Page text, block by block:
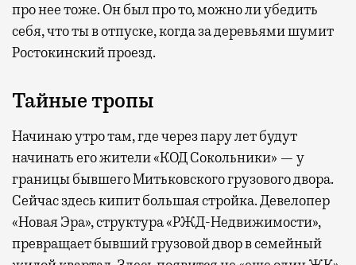
про нее тоже. Он был про то, можно ли убедить
себя, что ты в отпуске, когда за деревьями шумит
Ростокинский проезд.
Тайные тропы
Начинаю утро там, где через пару лет будут
начинать его жители «КОД Сокольники» — у
границы бывшего Митьковского грузового двора.
Сейчас здесь кипит большая стройка. Девелопер
«Новая Эра», структура «РЖД-Недвижимости»,
превращает бывший грузовой двор в семейный